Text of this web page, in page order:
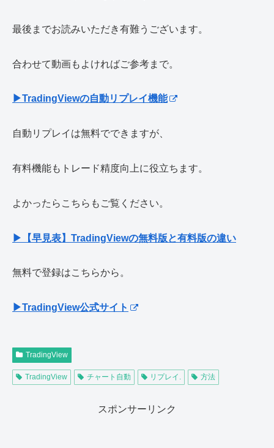
最後までお読みいただき有難うございます。
合わせて動画もよければご参考まで。
▶TradingViewの自動リプレイ機能
自動リプレイは無料でできますが、
有料機能もトレード精度向上に役立ちます。
よかったらこちらもご覧ください。
▶【早見表】TradingViewの無料版と有料版の違い
無料で登録はこちらから。
▶TradingView公式サイト
TradingView
TradingView チャート自動 リプレイ. 方法
スポンサーリンク